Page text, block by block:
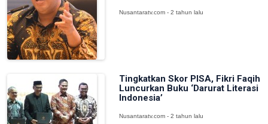
Nusantaratv.com - 2 tahun lalu
Tingkatkan Skor PISA, Fikri Faqih
Luncurkan Buku ‘Darurat Literasi
Indonesia’
Nusantaratv.com - 2 tahun lalu